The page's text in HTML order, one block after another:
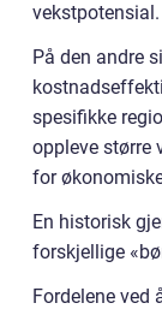
vekstpotensial.
På den andre
spesifikke
oppleve større
for
En historisk
forskjellige
Fordelene ved